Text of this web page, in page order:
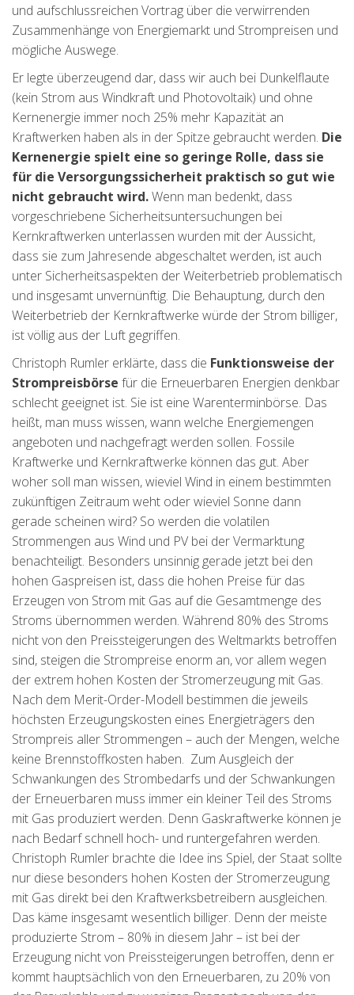
und aufschlussreichen Vortrag über die verwirrenden
Zusammenhänge von Energiemarkt und Strompreisen und
mögliche Auswege.
Er legte überzeugend dar, dass wir auch bei Dunkelflaute
(kein Strom aus Windkraft und Photovoltaik) und ohne
Kernenergie immer noch 25% mehr Kapazität an
Kraftwerken haben als in der Spitze gebraucht werden. Die
Kernenergie spielt eine so geringe Rolle, dass sie
für die Versorgungssicherheit praktisch so gut wie
nicht gebraucht wird.Wenn man bedenkt, dass
vorgeschriebene Sicherheitsuntersuchungen bei
Kernkraftwerken unterlassen wurden mit der Aussicht,
dass sie zum Jahresende abgeschaltet werden, ist auch
unter Sicherheitsaspekten der Weiterbetrieb problematisch
und insgesamt unvernünftig. Die Behauptung, durch den
Weiterbetrieb der Kernkraftwerke würde der Strom billiger,
ist völlig aus der Luft gegriffen.
Christoph Rumler erklärte, dass die Funktionsweise der
Strompreisbörse für die Erneuerbaren Energien denkbar
schlecht geeignet ist. Sie ist eine Warenterminbörse. Das
heißt, man muss wissen, wann welche Energiemengen
angeboten und nachgefragt werden sollen. Fossile
Kraftwerke und Kernkraftwerke können das gut. Aber
woher soll man wissen, wieviel Wind in einem bestimmten
zukünftigen Zeitraum weht oder wieviel Sonne dann
gerade scheinen wird? So werden die volatilen
Strommengen aus Wind und PV bei der Vermarktung
benachteiligt. Besonders unsinnig gerade jetzt bei den
hohen Gaspreisen ist, dass die hohen Preise für das
Erzeugen von Strom mit Gas auf die Gesamtmenge des
Stroms übernommen werden. Während 80% des Stroms
nicht von den Preissteigerungen des Weltmarkts betroffen
sind, steigen die Strompreise enorm an, vor allem wegen
der extrem hohen Kosten der Stromerzeugung mit Gas.
Nach dem Merit-Order-Modell bestimmen die jeweils
höchsten Erzeugungskosten eines Energieträgers den
Strompreis aller Strommengen – auch der Mengen, welche
keine Brennstoffkosten haben. Zum Ausgleich der
Schwankungen des Strombedarfs und der Schwankungen
der Erneuerbaren muss immer ein kleiner Teil des Stroms
mit Gas produziert werden. Denn Gaskraftwerke können je
nach Bedarf schnell hoch- und runtergefahren werden.
Christoph Rumler brachte die Idee ins Spiel, der Staat sollte
nur diese besonders hohen Kosten der Stromerzeugung
mit Gas direkt bei den Kraftwerksbetreibern ausgleichen.
Das käme insgesamt wesentlich billiger. Denn der meiste
produzierte Strom – 80% in diesem Jahr – ist bei der
Erzeugung nicht von Preissteigerungen betroffen, denn er
kommt hauptsächlich von den Erneuerbaren, zu 20% von